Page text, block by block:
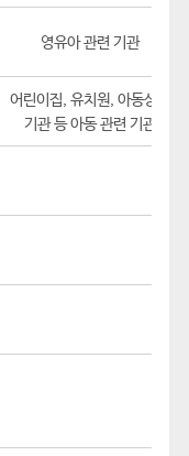
영유아 관련 기관
어린이집, 유치원, 아동상담
기관 등 아동 관련 기관